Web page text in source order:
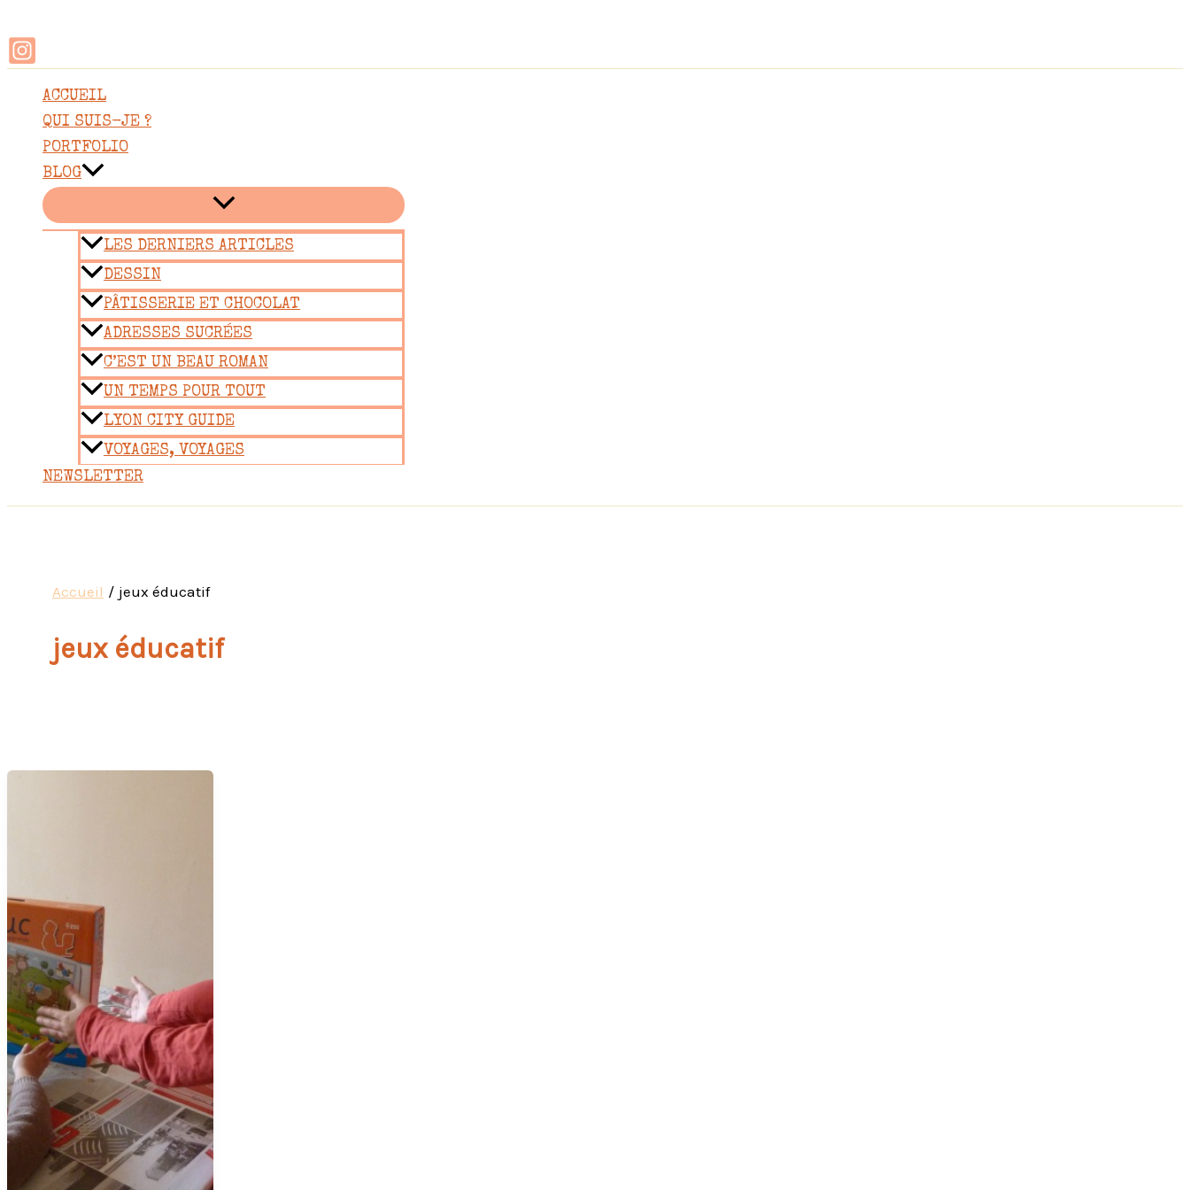
au
contenu
ACCUEIL
QUI SUIS-JE ?
PORTFOLIO
BLOG
LES DERNIERS ARTICLES
DESSIN
PÂTISSERIE ET CHOCOLAT
ADRESSES SUCRÉES
C’EST UN BEAU ROMAN
UN TEMPS POUR TOUT
LYON CITY GUIDE
VOYAGES, VOYAGES
NEWSLETTER
Accueil jeux éducatif
jeux éducatif